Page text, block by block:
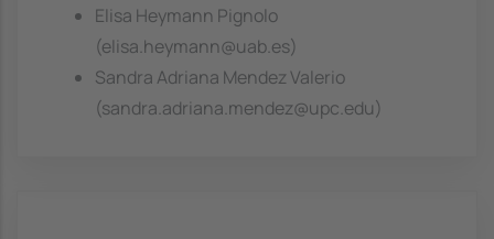
Elisa Heymann Pignolo
(elisa.heymann@uab.es)
Sandra Adriana Mendez Valerio
(sandra.adriana.mendez@upc.edu)